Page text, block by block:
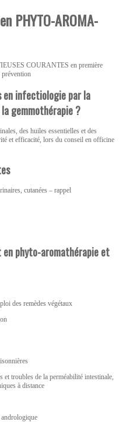
PHYTO-AROMA-
COURANTES en première
prévention
en infectiologie par la
gemmothérapie ?
des huiles essentielles et des
et efficacité, lors du conseil en officine
cutanées – rappel
phyto-aromathérapie et
des remèdes végétaux
troubles de la perméabilité intestinale,
à distance